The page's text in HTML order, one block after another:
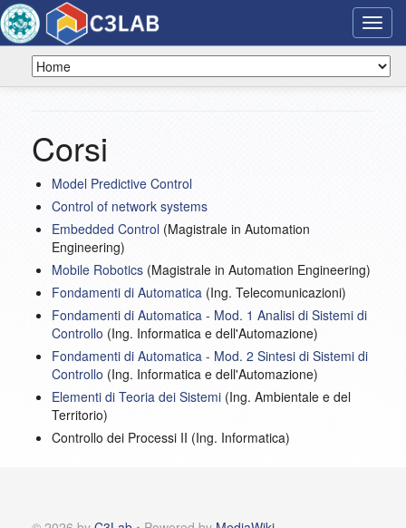
Corsi
Model Predictive Control
Control of network systems
Embedded Control (Magistrale in Automation
Engineering)
Mobile Robotics (Magistrale in Automation Engineering)
Fondamenti di Automatica (Ing. Telecomunicazioni)
Fondamenti di Automatica - Mod. 1 Analisi di Sistemi di
Controllo (Ing. Informatica e dell'Automazione)
Fondamenti di Automatica - Mod. 2 Sintesi di Sistemi di
Controllo (Ing. Informatica e dell'Automazione)
Elementi di Teoria dei Sistemi (Ing. Ambientale e del
Territorio)
Controllo dei Processi II (Ing. Informatica)